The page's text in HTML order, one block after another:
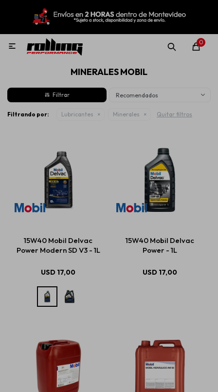
0

MINERALES MOBIL
Recomendados
Filtrando por: Lubricantes Minerales Quitar filtros
15W40 Mobil Delvac
Power Modern SD V3 - 1L
USD 17,00
15W40 Mobil Delvac
Power - 1L
USD 17,00
MI CUENTA
Nuevo! Rolling Repuestos
Llantas
Estética automotriz
Accesorios
Repuestos
Servicios